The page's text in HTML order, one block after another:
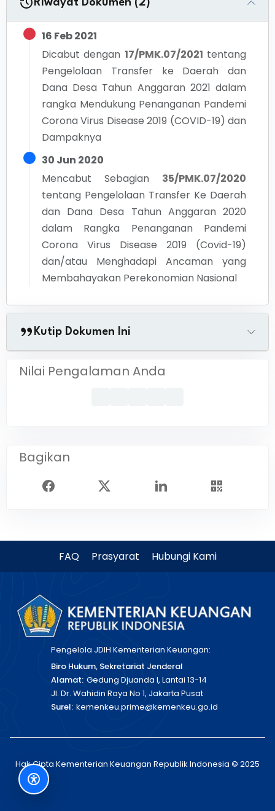
Riwayat Dokumen (2)
16 Feb 2021
Dicabut dengan 17/PMK.07/2021 tentang
Pengelolaan Transfer ke Daerah dan
Dana Desa Tahun Anggaran 2021 dalam
rangka Mendukung Penanganan Pandemi
Corona Virus Disease 2019 (COVID-19) dan
Dampaknya
30 Jun 2020
Mencabut Sebagian 35/PMK.07/2020
tentang Pengelolaan Transfer Ke Daerah
dan Dana Desa Tahun Anggaran 2020
dalam Rangka Penanganan Pandemi
Corona Virus Disease 2019 (Covid-19)
dan/atau Menghadapi Ancaman yang
Membahayakan Perekonomian Nasional
Kutip Dokumen Ini
Nilai Pengalaman Anda
Bagikan
FAQ Prasyarat Hubungi Kami
Pengelola JDIH Kementerian Keuangan:
Biro Hukum, Sekretariat Jenderal
Alamat: Gedung Djuanda I, Lantai 13-14
Jl. Dr. Wahidin Raya No 1, Jakarta Pusat
Surel: kemenkeu.prime@kemenkeu.go.id
Hak Cipta Kementerian Keuangan Republik Indonesia © 2025